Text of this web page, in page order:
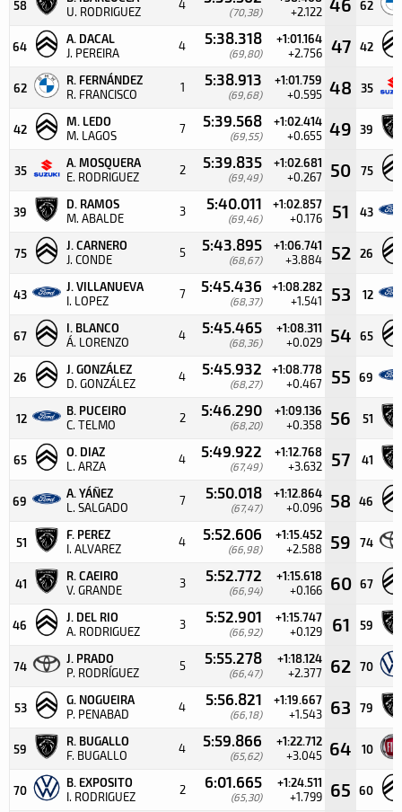
58 U. RODRIGUEZ 4 (70,38) +2.122 62
64
A. DACAL
J. PEREIRA 4 5:38.318
(69,80)
+1:01.164
+2.756 47 42
62
R. FERNÁNDEZ
R. FRANCISCO 1 5:38.913
(69,68)
+1:01.759
+0.595 48 35
42
M. LEDO
M. LAGOS 7 5:39.568
(69,55)
+1:02.414
+0.655 49 39
35
A. MOSQUERA
E. RODRIGUEZ 2 5:39.835
(69,49)
+1:02.681
+0.267 50 75
39
D. RAMOS
M. ABALDE 3 5:40.011
(69,46)
+1:02.857
+0.176 51 43
75
J. CARNERO
J. CONDE 5 5:43.895
(68,67)
+1:06.741
+3.884 52 26
43
J. VILLANUEVA
I. LOPEZ 7 5:45.436
(68,37)
+1:08.282
+1.541 53 12
67
I. BLANCO
Á. LORENZO 4 5:45.465
(68,36)
+1:08.311
+0.029 54 65
26
J. GONZÁLEZ
D. GONZÁLEZ 4 5:45.932
(68,27)
+1:08.778
+0.467 55 69
12
B. PUCEIRO
C. TELMO 2 5:46.290
(68,20)
+1:09.136
+0.358 56 51
65
O. DIAZ
L. ARZA 4 5:49.922
(67,49)
+1:12.768
+3.632 57 41
69
A. YÁÑEZ
L. SALGADO 7 5:50.018
(67,47)
+1:12.864
+0.096 58 46
51
F. PEREZ
I. ALVAREZ 4 5:52.606
(66,98)
+1:15.452
+2.588 59 74
41
R. CAEIRO
V. GRANDE 3 5:52.772
(66,94)
+1:15.618
+0.166 60 67
46
J. DEL RIO
A. RODRIGUEZ 3 5:52.901
(66,92)
+1:15.747
+0.129 61 59
74
J. PRADO
P. RODRÍGUEZ 5 5:55.278
(66,47)
+1:18.124
+2.377 62 70
53
G. NOGUEIRA
P. PENABAD 4 5:56.821
(66,18)
+1:19.667
+1.543 63 79
59
R. BUGALLO
F. BUGALLO 4 5:59.866
(65,62)
+1:22.712
+3.045 64 10
70
B. EXPOSITO
I. RODRIGUEZ 2 6:01.665
(65,30)
+1:24.511
+1.799 65 60